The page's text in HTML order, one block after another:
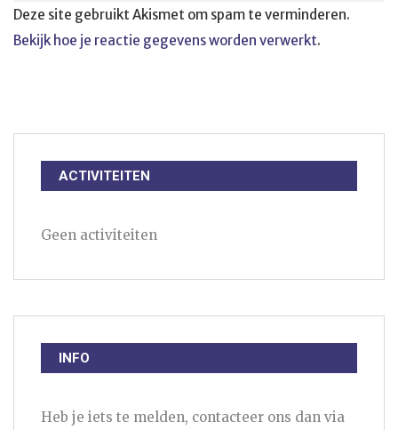
Deze site gebruikt Akismet om spam te verminderen.
Bekijk hoe je reactie gegevens worden verwerkt.
ACTIVITEITEN
Geen activiteiten
INFO
Heb je iets te melden, contacteer ons dan via